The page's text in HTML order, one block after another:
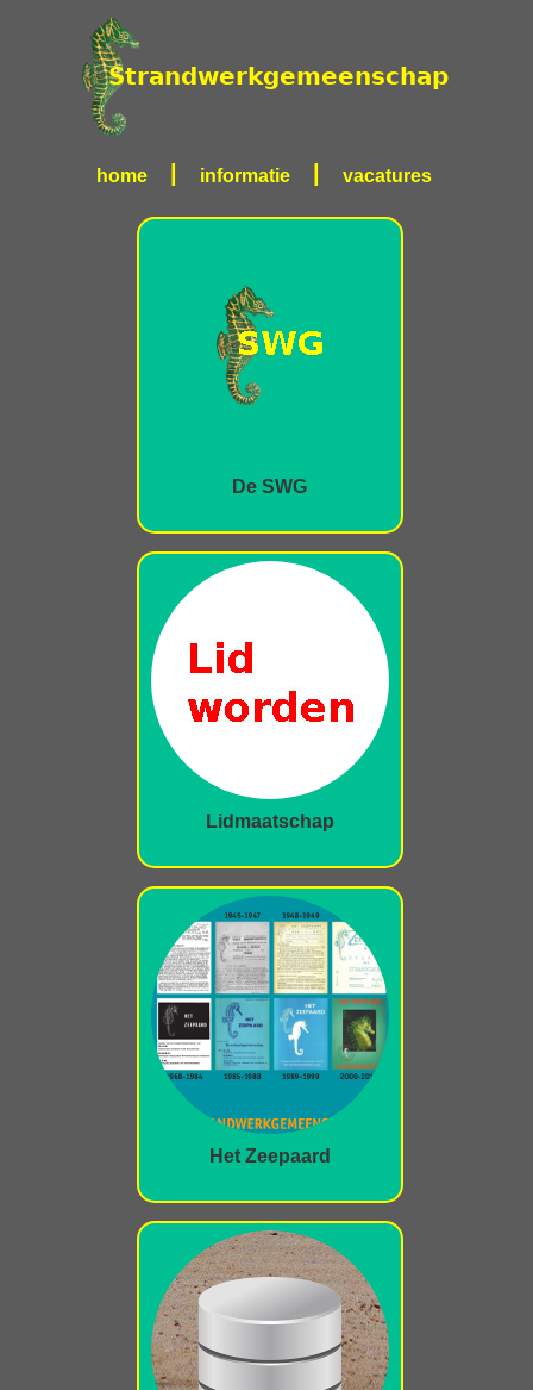
home informatie vacatures
De SWG
Lidmaatschap
Het Zeepaard